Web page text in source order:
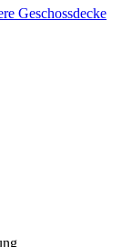
Geschossdecke